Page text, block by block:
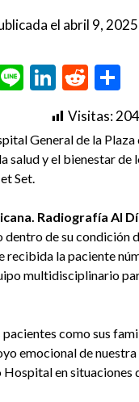
el abril 9, 2025
LineLinkedIn
Visitas:204
General de la
salud y el bienestar
Set.
Radiografía Al
de su condición
recibida la paciente
multidisciplinario
como sus
emocional de
en situaciones